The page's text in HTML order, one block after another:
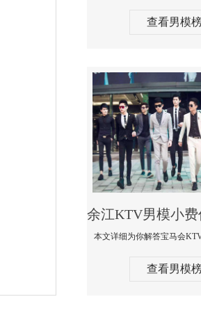
查看男模
查看男模